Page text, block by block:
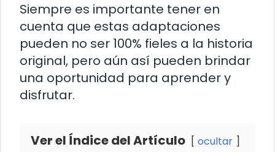
Siempre es importante tener en
cuenta que estas adaptaciones
pueden no ser 100% fieles a la historia
original, pero aún así pueden brindar
una oportunidad para aprender y
disfrutar.
Ver el Índice del Artículo ocultar